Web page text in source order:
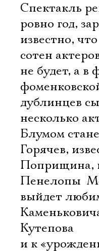
Спектакль
ровно год,
известно,
сотен
не будет, а в
дублинцев
несколько
Блумом
Горячев,
Поприщина,
Пенелопы 
выйдет
Кутепова
и к